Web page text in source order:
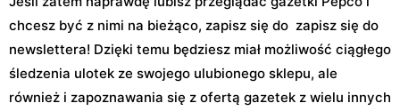
chcesz być z nimi na bieżąco, zapisz się do zapisz się do
newslettera! Dzięki temu będziesz miał możliwość ciągłego
śledzenia ulotek ze swojego ulubionego sklepu, ale
również i zapoznawania się z ofertą gazetek z wielu innych